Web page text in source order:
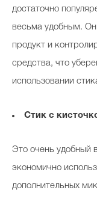
достаточно
весьма удобным. Он
продукт и
средства, что
использовании
Стик с
Это очень удобный
экономично
дополнительных